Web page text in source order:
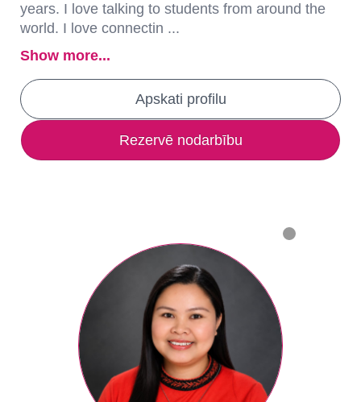
years. I love talking to students from around the
world. I love connectin ...
Show more...
Apskati profilu
Rezervē nodarbību